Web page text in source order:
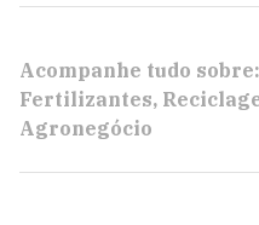
Acompanhe tudo sobre:
Fertilizantes
Agronegócio